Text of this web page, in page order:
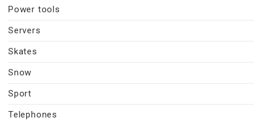
Power tools
Servers
Skates
Snow
Sport
Telephones